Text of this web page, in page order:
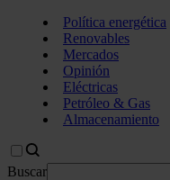
Política energética
Renovables
Mercados
Opinión
Eléctricas
Petróleo & Gas
Almacenamiento
Buscar